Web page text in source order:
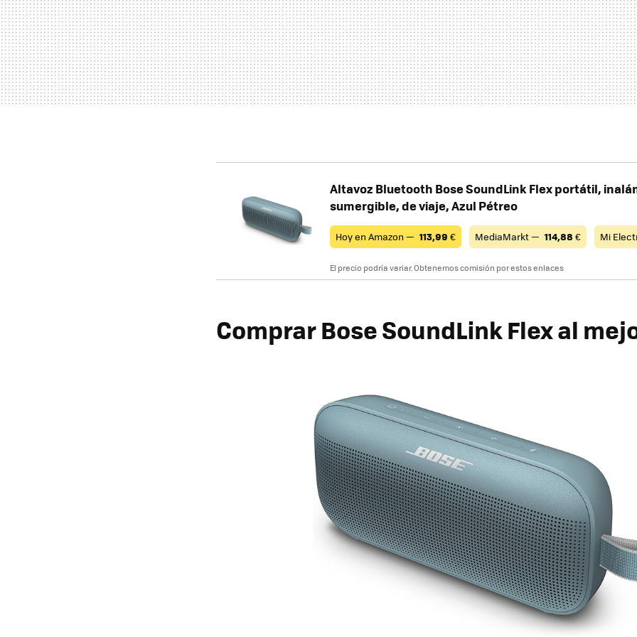
Altavoz Bluetooth Bose SoundLink Flex portátil,
sumergible, de viaje, Azul Pétreo
Hoy en Amazon — 113,99 € MediaMarkt — 114,88 € Mi
El precio podría variar. Obtenemos comisión por estos enlaces
Comprar ‎Bose SoundLink Flexal